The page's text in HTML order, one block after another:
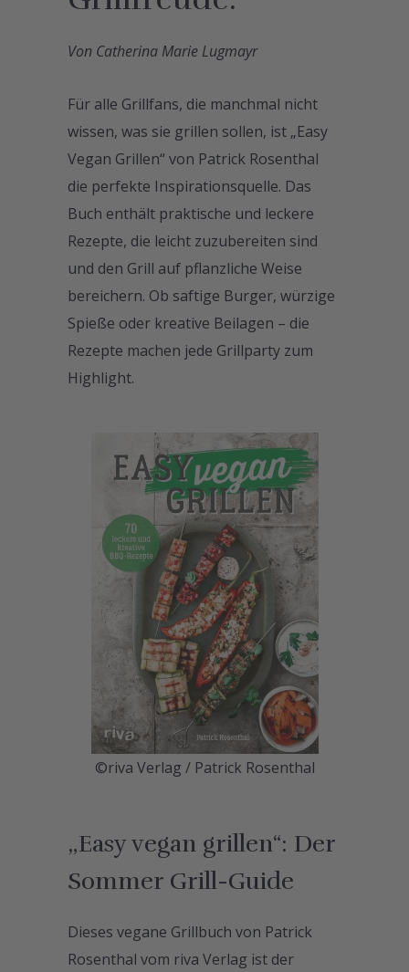
Von Catherina Marie Lugmayr
Für alle Grillfans, die manchmal nicht
wissen, was sie grillen sollen, ist „Easy
Vegan Grillen“ von Patrick Rosenthal
die perfekte Inspirationsquelle. Das
Buch enthält praktische und leckere
Rezepte, die leicht zuzubereiten sind
und den Grill auf pflanzliche Weise
bereichern. Ob saftige Burger, würzige
Spieße oder kreative Beilagen – die
Rezepte machen jede Grillparty zum
Highlight.
©riva Verlag / Patrick Rosenthal
„Easy vegan grillen“: Der
Sommer Grill-Guide
Dieses vegane Grillbuch von Patrick
Rosenthal vom riva Verlag ist der